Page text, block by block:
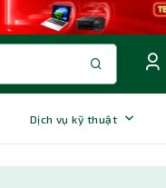
Dịch vụ kỹ thuật